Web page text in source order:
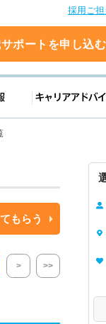
採用ご
ポートを申し込む
転職支援情報
もらう
> >>